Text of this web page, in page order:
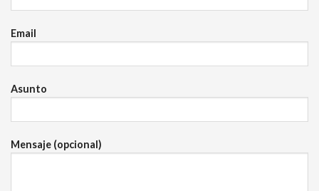
Email
Asunto
Mensaje (opcional)